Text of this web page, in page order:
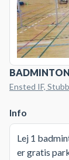
Ensted IF,
Info
Lej 1
er gratis